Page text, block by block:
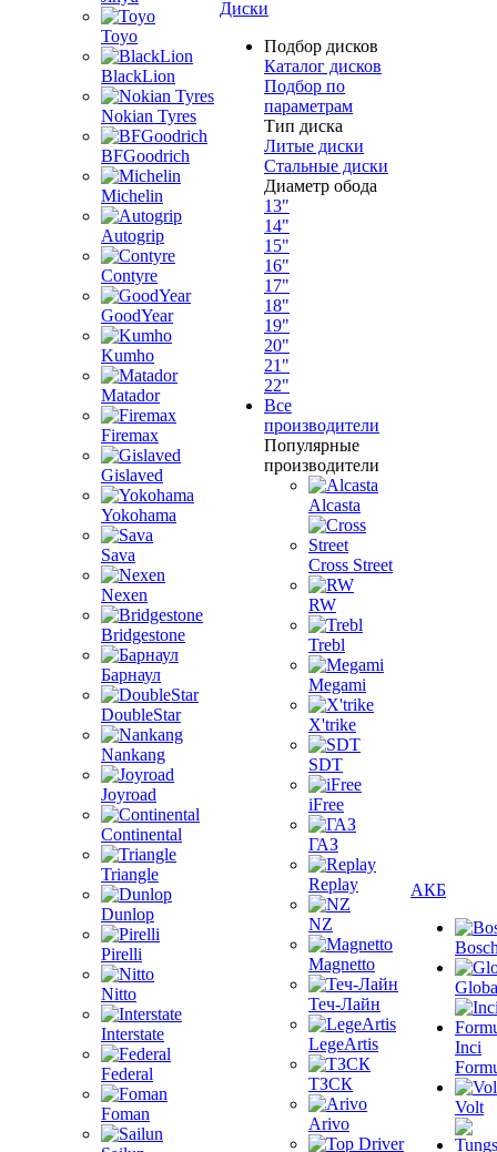
Toyo
BlackLion
Nokian Tyres
BFGoodrich
Michelin
Autogrip
Contyre
GoodYear
Kumho
Matador
Firemax
Gislaved
Yokohama
Sava
Nexen
Bridgestone
Барнаул
DoubleStar
Nankang
Joyroad
Continental
Triangle
Dunlop
Pirelli
Nitto
Interstate
Federal
Foman
Диски
Подбор дисков
Каталог дисков
Подбор по
параметрам
Тип диска
Литые диски
Стальные диски
Диаметр обода
13"
14"
15"
16"
17"
18"
19"
20"
21"
22"
Все
производители
Популярные
производители
Alcasta
Cross Street
RW
Trebl
Megami
X'trike
SDT
iFree
ГАЗ
Replay
NZ
Magnetto
Теч-Лайн
LegeArtis
ТЗСК
Arivo
АКБ
Inci
Volt